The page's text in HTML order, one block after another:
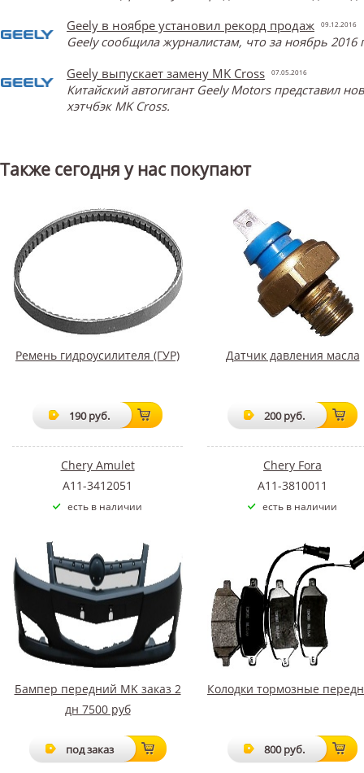
Geely в ноябре установил рекорд продаж
09.12.2016
Geely сообщила журналистам, что за ноябрь
Geely выпускает замену MK Cross
07.05.2016
Китайский автогигант Geely Motors представил
хэтчбэк MK Cross.
Также сегодня у нас покупают
Ремень гидроусилителя (ГУР)
190 руб.
Chery Amulet
A11-3412051
есть в наличии
Датчик давления масла
200 руб.
Chery Fora
A11-3810011
есть в наличии
Бампер передний MK заказ 2
дн 7500 руб
под заказ
Колодки тормозные
800 руб.